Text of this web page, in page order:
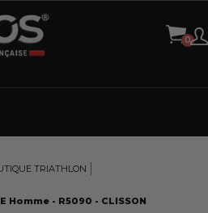
TRIATHLON
Homme - R5090 - CLISSON